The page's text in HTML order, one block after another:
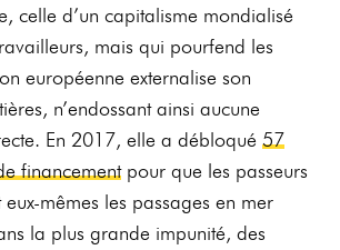
celle d’un capitalisme mondialisé
mais qui pourfend les
européenne externalise son
n’endossant ainsi aucune
En 2017, elle a débloqué57
financementpour que les passeurs
mêmes les passages en mer
la plus grande impunité, des